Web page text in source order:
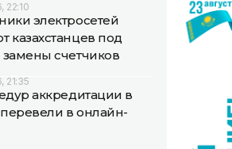
22:10
электросетей
казахстанцев под
счетчиков
21:35
аккредитации в
перевели в онлайн-